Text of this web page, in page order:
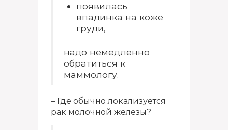
появилась
впадинка на коже
груди,
надо немедленно
обратиться к
маммологу.
– Где обычно локализуется
рак молочной железы?